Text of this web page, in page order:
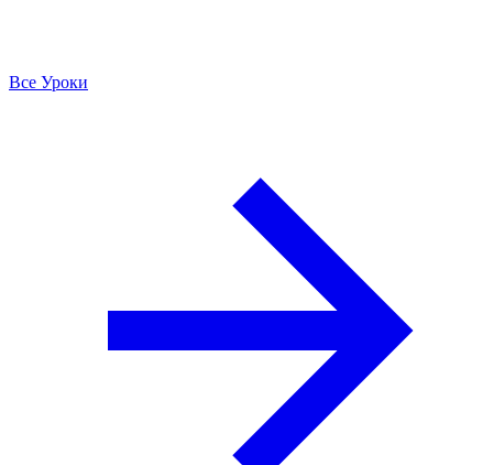
Все Уроки